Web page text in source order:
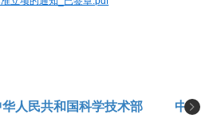
华人民共和国科学技术部 中华